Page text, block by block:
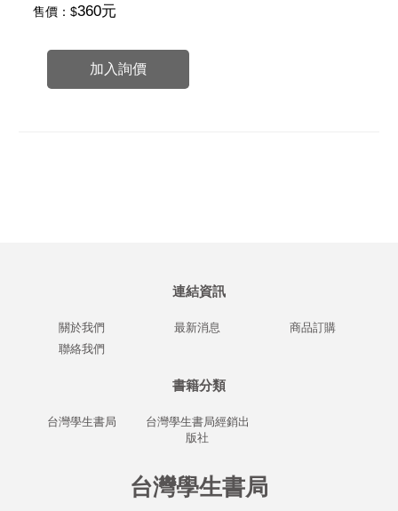
售價：$360元
加入詢價
連結資訊
關於我們 最新消息
商品訂購
聯絡我們
書籍分類
台灣學生書局
台灣學生書局經銷出
版社
台灣學生書局